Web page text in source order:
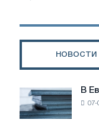
НОВОСТИ
Европе
выживут
В
07-